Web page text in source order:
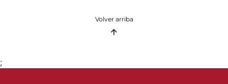
Volver arriba
;